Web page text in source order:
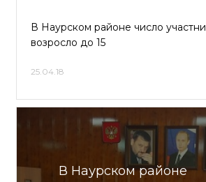
В Наурском районе число
возросло до 15
25.04.18
В Наурском районе